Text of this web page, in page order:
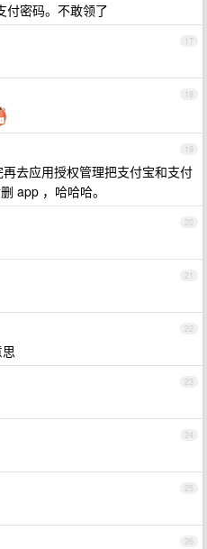
付密码。不敢领了
17
18
19
去应用授权管理把支付宝和支付
app ，哈哈哈。
20
21
22
23
24
25
26